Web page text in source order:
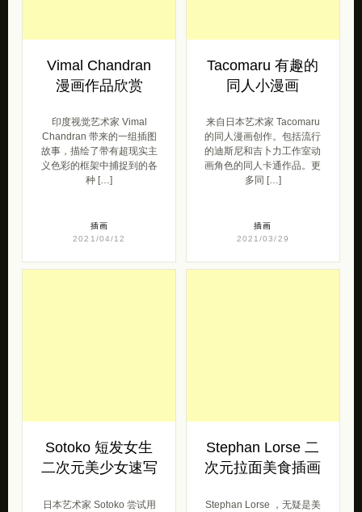
Vimal Chandran
漫画作品欣赏
印度视觉艺术家 Vimal
Chandran 带来的一组插图
故事，描绘了带有超现实主
义色彩的框架中捕捉到的各
种 […]
插画
2021/04/12
Tacomaru 有趣的
同人小漫画
来自日本艺术家 Tacomaru
的同人漫画创作。包括流行
的迪斯尼和吉卜力工作室动
画角色的同人卡通作品。更
多同 […]
插画
2021/03/29
Sotoko 短发女生
二次元美少女速写
日本艺术家 Sotoko 尝试用
Stephan Lorse 二
次元拉面美食插画
Stephan Lorse ，无疑是美